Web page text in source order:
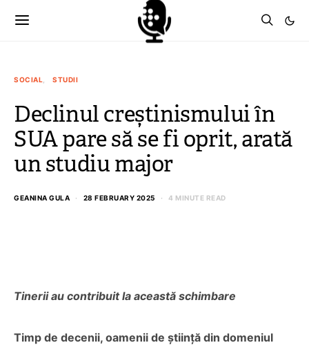
SOCIAL STUDII
Declinul creștinismului în
SUA pare să se fi oprit, arată
un studiu major
GEANINA GULA 28 FEBRUARY 2025 4 MINUTE READ
Tinerii au contribuit la această schimbare
Timp de decenii, oamenii de știință din domeniul